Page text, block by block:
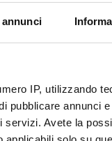
IP, utilizzando
pubblicare annunci
servizi. Avete la
o accessori: